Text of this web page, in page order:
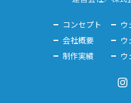
コンセプト
ウ
会社概要
ウ
制作実績
ウ